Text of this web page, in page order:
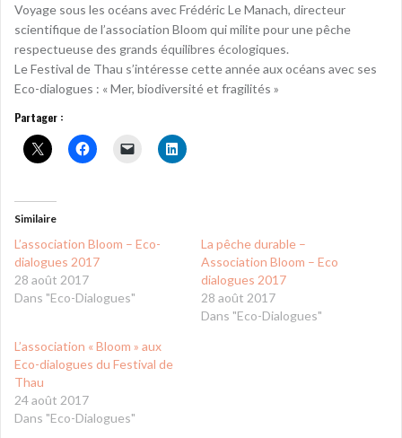
Voyage sous les océans avec Frédéric Le Manach, directeur
scientifique de l’association Bloom qui milite pour une pêche
respectueuse des grands équilibres écologiques.
Le Festival de Thau s’intéresse cette année aux océans avec ses
Eco-dialogues : « Mer, biodiversité et fragilités »
Partager :
Similaire
L’association Bloom – Eco-
dialogues 2017
28 août 2017
Dans "Eco-Dialogues"
La pêche durable –
Association Bloom – Eco
dialogues 2017
28 août 2017
Dans "Eco-Dialogues"
L’association « Bloom » aux
Eco-dialogues du Festival de
Thau
24 août 2017
Dans "Eco-Dialogues"